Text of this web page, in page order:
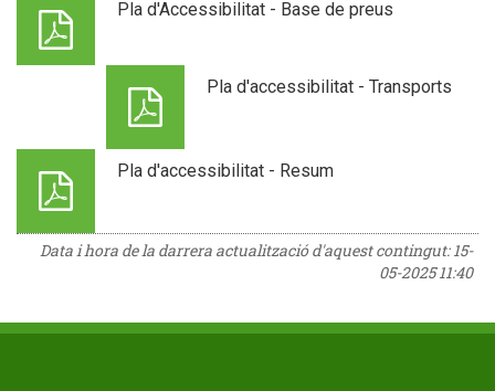
Pla d'Accessibilitat - Base de preus
Pla d'accessibilitat - Transports
Pla d'accessibilitat - Resum
Data i hora de la darrera actualització d'aquest contingut:15-
05-2025 11:40